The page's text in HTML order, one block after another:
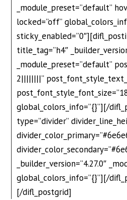
_module_preset=”default”
locked=”off”
title_tag=”h4″
_module_preset=”default”
2||||||||”
global_colors_info=”{}”][/
type=”divider”
_builder_version=”4.27.0″
global_colors_info=”{}”][/
[/difl_postgrid]